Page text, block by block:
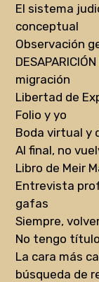
El sistema
conceptual
Observación
migración
Libertad de
Folio y yo
Boda virtual y
Al final, no
Libro de Meir
Entrevista
gafas
Siempre,
No tengo
La cara más
búsqueda de